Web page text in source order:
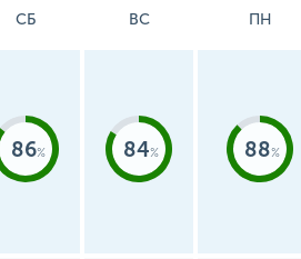
СБ ВС ПН
86 84 88